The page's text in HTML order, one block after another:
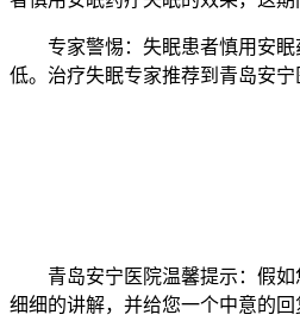
专家警惕：失眠患者慎用安眠
低。治疗失眠专家推荐到青岛安
青岛安宁医院温馨提示：假如
细细的讲解，并给您一个中意的